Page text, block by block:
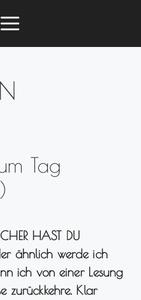
Menü
Tag
HAST DU
ähnlich werde ich
ich von einer Lesung
zurückkehre. Klar